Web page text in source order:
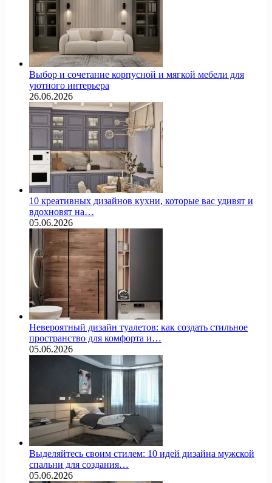
Выбор и сочетание корпусной и мягкой мебели для
уютного интерьера
26.06.2026
10 креативных дизайнов кухни, которые вас удивят и
вдохновят на…
05.06.2026
Невероятный дизайн туалетов: как создать стильное
пространство для комфорта и…
05.06.2026
Выделяйтесь своим стилем: 10 идей дизайна мужской
спальни для создания…
05.06.2026